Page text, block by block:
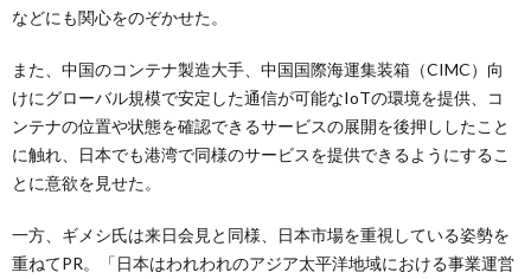
などにも関心をのぞかせた。
また、中国のコンテナ製造大手、中国国際海運集装箱（CIMC）向
けにグローバル規模で安定した通信が可能なIoTの環境を提供、コ
ンテナの位置や状態を確認できるサービスの展開を後押ししたこと
に触れ、日本でも港湾で同様のサービスを提供できるようにするこ
とに意欲を見せた。
一方、ギメシ氏は来日会見と同様、日本市場を重視している姿勢を
重ねてPR。「日本はわれわれのアジア太平洋地域における事業運営